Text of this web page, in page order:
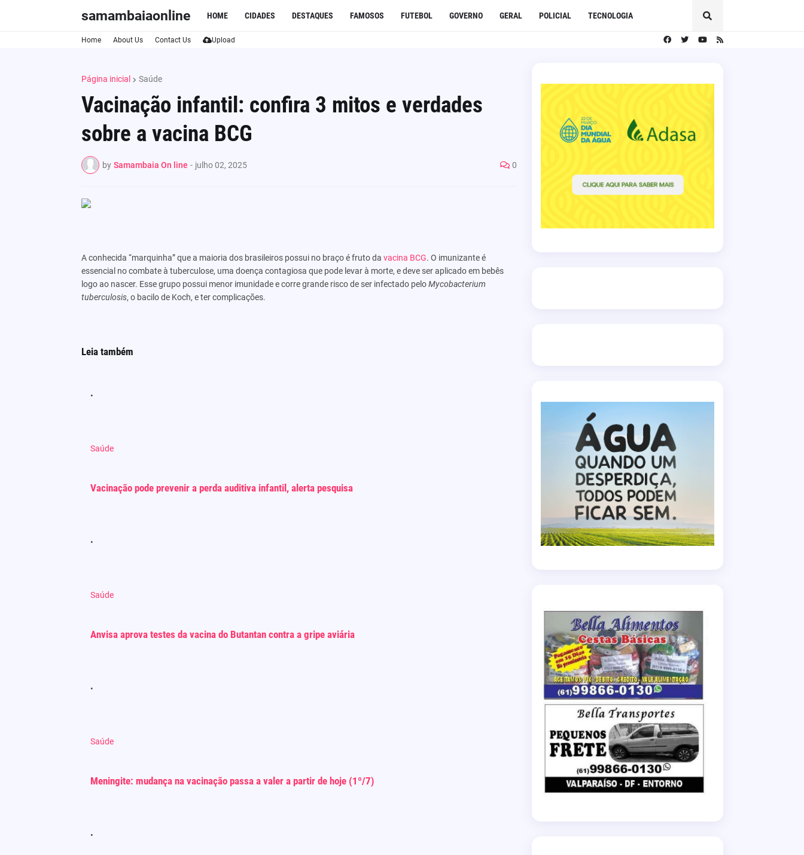
samambaiaonline HOME CIDADES DESTAQUES FAMOSOS FUTEBOL GOVERNO GERAL POLICIAL TECNOLOGIA
Home About Us Contact Us Upload
Página inicial Saúde
Vacinação infantil: confira 3 mitos e verdades
sobre a vacina BCG
by Samambaia On line - julho 02, 2025 0
A conhecida “marquinha” que a maioria dos brasileiros possui no braço é fruto da vacina BCG. O imunizante é
essencial no combate à tuberculose, uma doença contagiosa que pode levar à morte, e deve ser aplicado em bebês
logo ao nascer. Esse grupo possui menor imunidade e corre grande risco de ser infectado peloMycobacterium
tuberculosis, o bacilo de Koch, e ter complicações.
Leia também
Saúde
Vacinação pode prevenir a perda auditiva infantil, alerta pesquisa
Saúde
Anvisa aprova testes da vacina do Butantan contra a gripe aviária
Saúde
Meningite: mudança na vacinação passa a valer a partir de hoje (1º/7)